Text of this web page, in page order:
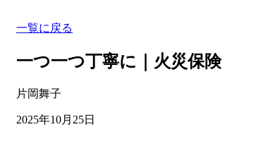
一覧に戻る
一つ一つ丁寧に｜火災保険
片岡舞子
2025年10月25日